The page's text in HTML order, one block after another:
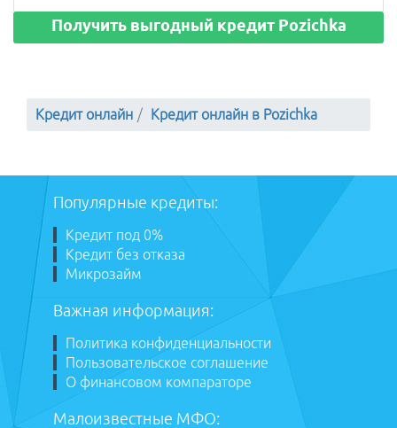
Получить выгодный кредит Pozichka
Кредит онлайн Кредит онлайн в Pozichka
Популярные кредиты:
Кредит под 0%
Кредит без отказа
Микрозайм
Важная информация:
Политика конфиденциальности
Пользовательское соглашение
О финансовом компараторе
Малоизвестные МФО: